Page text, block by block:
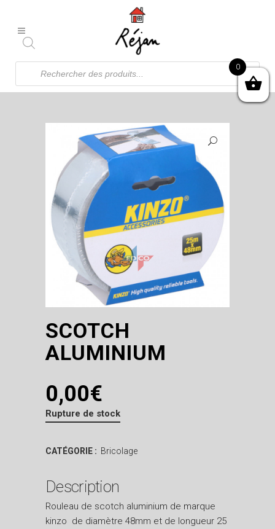
Recherche
produits
SCOTCH
ALUMINIUM
0,00€
Rupture de stock
CATÉGORIE : Bricolage
Description
Rouleau de scotch aluminium de marque
kinzo de diamètre 48mm et de longueur 25
0